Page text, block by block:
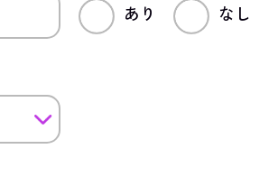
あり なし